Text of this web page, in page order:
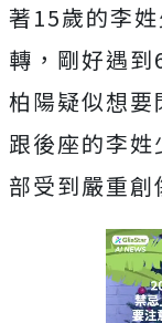
著15歲的李
轉，剛好遇到
柏陽疑似想
跟後座的李
部受到嚴重創